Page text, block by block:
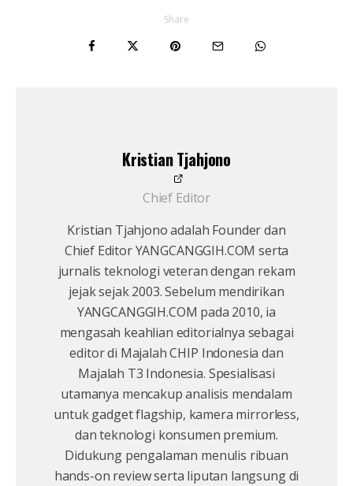
Share
Kristian Tjahjono
Chief Editor
Kristian Tjahjono adalah Founder dan
Chief Editor YANGCANGGIH.COM serta
jurnalis teknologi veteran dengan rekam
jejak sejak 2003. Sebelum mendirikan
YANGCANGGIH.COM pada 2010, ia
mengasah keahlian editorialnya sebagai
editor di Majalah CHIP Indonesia dan
Majalah T3 Indonesia. Spesialisasi
utamanya mencakup analisis mendalam
untuk gadget flagship, kamera mirrorless,
dan teknologi konsumen premium.
Didukung pengalaman menulis ribuan
hands-on review serta liputan langsung di